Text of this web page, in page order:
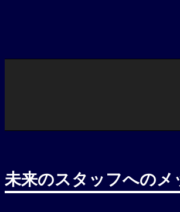
キ
未来のスタッフへのメ